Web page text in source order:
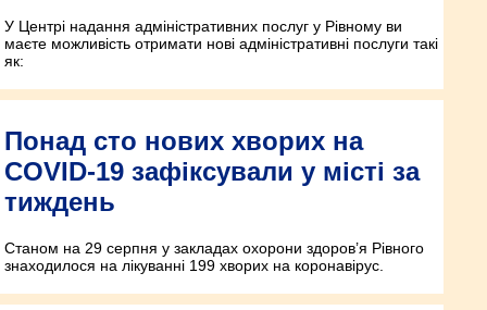
У Центрі надання адміністративних послуг у Рівному ви
маєте можливість отримати нові адміністративні послуги такі
як:
Понад сто нових хворих на
COVID-19 зафіксували у місті за
тиждень
Станом на 29 серпня у закладах охорони здоров’я Рівного
знаходилося на лікуванні 199 хворих на коронавірус.